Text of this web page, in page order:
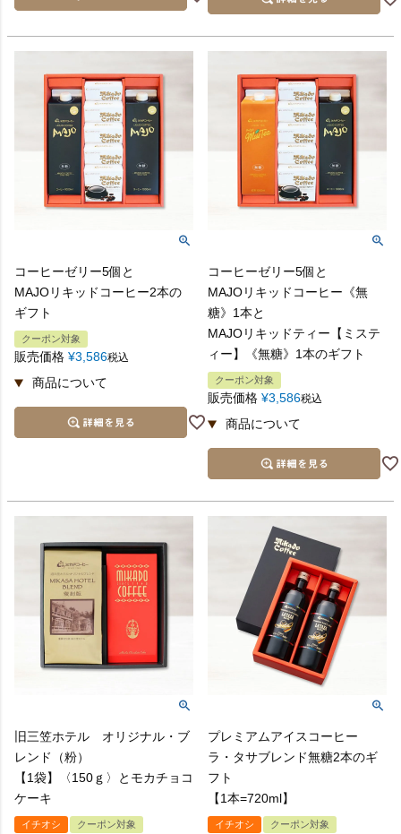
コーヒーゼリー5個と
MAJOリキッドコーヒー2本の
ギフト
クーポン対象
販売価格 ¥3,586税込
コーヒーゼリー5個と
MAJOリキッドコーヒー《無
糖》1本と
MAJOリキッドティー【ミステ
ィー】《無糖》1本のギフト
クーポン対象
販売価格 ¥3,586税込
旧三笠ホテル オリジナル・ブ
レンド（粉）
【1袋】〈150ｇ〉とモカチョコ
ケーキ
イチオシ クーポン対象
プレミアムアイスコーヒー
ラ・タサブレンド無糖2本のギ
フト
【1本=720ml】
イチオシ クーポン対象